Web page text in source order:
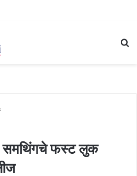
समथिंगचे फस्ट लुक